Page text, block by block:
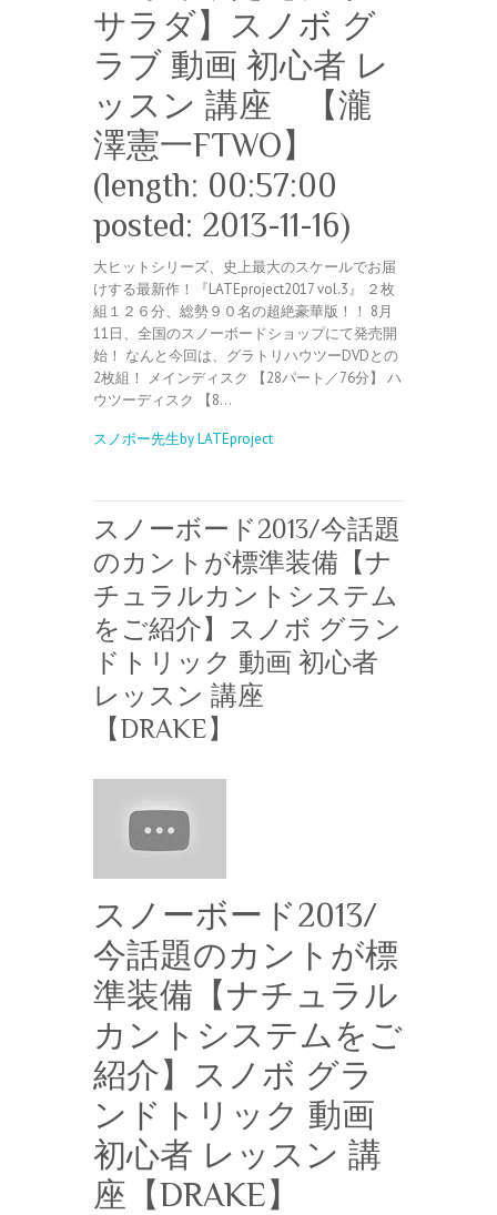
サラダ】スノボ グ
ラブ 動画 初心者 レ
ッスン 講座 【瀧
澤憲一FTWO】
(length: 00:57:00
posted: 2013-11-16)
大ヒットシリーズ、史上最大のスケールでお届
けする最新作！『LATEproject2017 vol.3』 ２枚
組１２６分、総勢９０名の超絶豪華版！！ 8月
11日、全国のスノーボードショップにて発売開
始！ なんと今回は、グラトリハウツーDVDとの
2枚組！ メインディスク 【28パート／76分】 ハ
ウツーディスク 【8…
スノボー先生by LATEproject
スノーボード2013/今話題
のカントが標準装備【ナ
チュラルカントシステム
をご紹介】スノボ グラン
ドトリック 動画 初心者
レッスン 講座
【DRAKE】
スノーボード2013/
今話題のカントが標
準装備【ナチュラル
カントシステムをご
紹介】スノボ グラ
ンドトリック 動画
初心者 レッスン 講
座【DRAKE】